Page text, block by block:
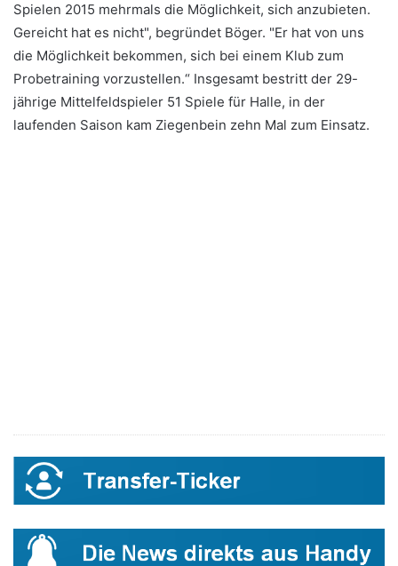
Spielen 2015 mehrmals die Möglichkeit, sich anzubieten.
Gereicht hat es nicht", begründet Böger. "Er hat von uns
die Möglichkeit bekommen, sich bei einem Klub zum
Probetraining vorzustellen.“ Insgesamt bestritt der 29-
jährige Mittelfeldspieler 51 Spiele für Halle, in der
laufenden Saison kam Ziegenbein zehn Mal zum Einsatz.